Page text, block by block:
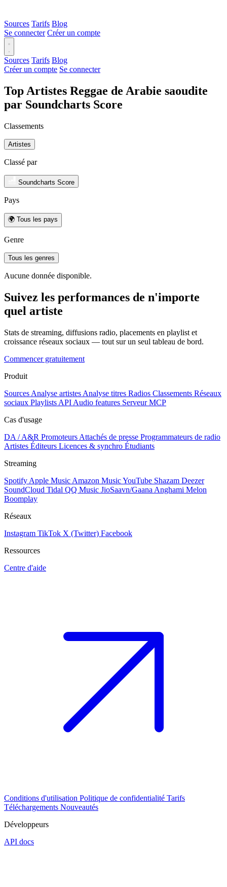
Sources Tarifs Blog
Se connecter Créer un compte
Sources Tarifs Blog
Créer un compte Se connecter
Top Artistes Reggae de Arabie saoudite
par Soundcharts Score
Classements
Artistes
Classé par
Soundcharts Score
Pays
🌍 Tous les pays
Genre
Tous les genres
Aucune donnée disponible.
Suivez les performances de n'importe
quel artiste
Stats de streaming, diffusions radio, placements en playlist et
croissance réseaux sociaux — tout sur un seul tableau de bord.
Commencer gratuitement
Produit
Sources Analyse artistes Analyse titres Radios Classements Réseaux
sociaux Playlists API Audio features Serveur MCP
Cas d'usage
DA / A&R Promoteurs Attachés de presse Programmateurs de radio
Artistes Éditeurs Licences & synchro Étudiants
Streaming
Spotify Apple Music Amazon MusicYouTube Shazam Deezer
SoundCloud Tidal QQ Music JioSaavn/Gaana Anghami Melon
Boomplay
Réseaux
Instagram TikTok X (Twitter) Facebook
Ressources
Centre d'aide
Conditions d'utilisation Politique de confidentialité Tarifs
Téléchargements Nouveautés
Développeurs
API docs